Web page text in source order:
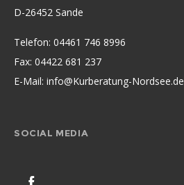
D-26452 Sande
Telefon: 04461 746 8996
Fax: 04422 681 237
E-Mail: info@Kurberatung-Nordsee.de
SOCIAL MEDIA